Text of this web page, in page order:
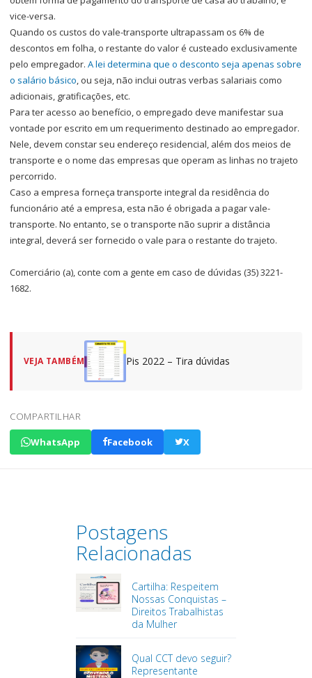
vice-versa.
Quando os custos do vale-transporte ultrapassam os 6% de
descontos em folha, o restante do valor é custeado exclusivamente
pelo empregador. A lei determina que o desconto seja apenas sobre
o salário básico, ou seja, não inclui outras verbas salariais como
adicionais, gratificações, etc.
Para ter acesso ao benefício, o empregado deve manifestar sua
vontade por escrito em um requerimento destinado ao empregador.
Nele, devem constar seu endereço residencial, além dos meios de
transporte e o nome das empresas que operam as linhas no trajeto
percorrido.
Caso a empresa forneça transporte integral da residência do
funcionário até a empresa, esta não é obrigada a pagar vale-
transporte. No entanto, se o transporte não suprir a distância
integral, deverá ser fornecido o vale para o restante do trajeto.
Comerciário (a), conte com a gente em caso de dúvidas (35) 3221-
1682.
VEJA TAMBÉM Pis 2022 – Tira dúvidas
COMPARTILHAR
WhatsApp Facebook X
Postagens
Relacionadas
Cartilha: Respeitem
Nossas Conquistas –
Direitos Trabalhistas
da Mulher
Qual CCT devo seguir?
Representante